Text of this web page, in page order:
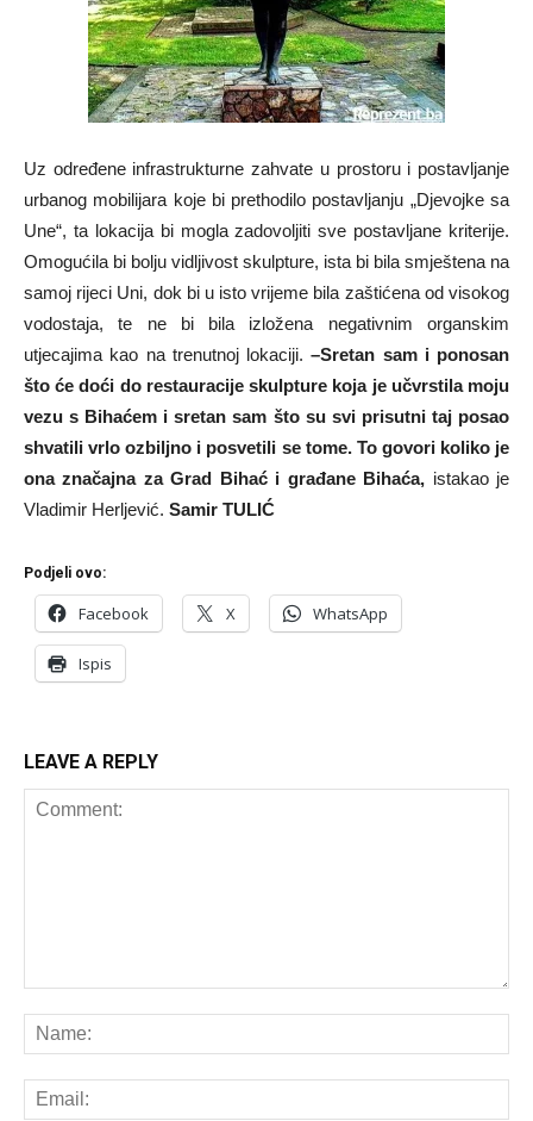
Uz određene infrastrukturne zahvate u prostoru i postavljanje
urbanog mobilijara koje bi prethodilo postavljanju „Djevojke sa
Une“, ta lokacija bi mogla zadovoljiti sve postavljane kriterije.
Omogućila bi bolju vidljivost skulpture, ista bi bila smještena na
samoj rijeci Uni, dok bi u isto vrijeme bila zaštićena od visokog
vodostaja, te ne bi bila izložena negativnim organskim
utjecajima kao na trenutnoj lokaciji.–Sretan sam i ponosan
što će doći do restauracije skulpture koja je učvrstila moju
vezu s Bihaćem i sretan sam što su svi prisutni taj posao
shvatili vrlo ozbiljno i posvetili se tome. To govori koliko je
ona značajna za Grad Bihać i građane Bihaća, istakao je
Vladimir Herljević. Samir TULIĆ
Podjeli ovo:
Facebook X WhatsApp
Ispis
LEAVE A REPLY